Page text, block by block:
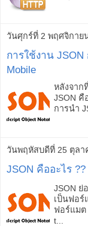
วันศุกร์ที่ 2 พฤศจิกาย
การใช้งาน JSON
Mobile
หลังจาก
JSON
การนำ
วันพฤหัสบดีที่ 25 ตุลา
JSON คืออะไร ??
JSON ย่
เป็นฟอร์
ฟอร์แมต
t...